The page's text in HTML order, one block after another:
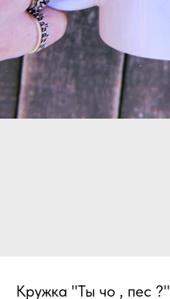
Кружка "Ты чо , пес ?"